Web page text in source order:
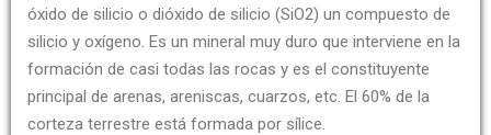
óxido de silicio o dióxido de silicio (SiO2) un compuesto de
silicio y oxígeno. Es un mineral muy duro que interviene en la
formación de casi todas las rocas y es el constituyente
principal de arenas, areniscas, cuarzos, etc. El 60% de la
corteza terrestre está formada por sílice.